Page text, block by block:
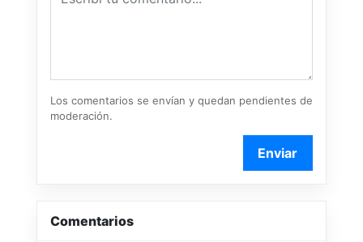
Los comentarios se envían y quedan pendientes de
moderación.
Enviar
Comentarios